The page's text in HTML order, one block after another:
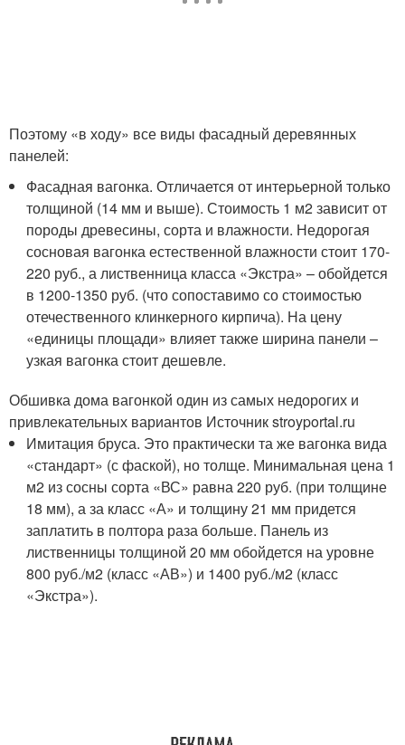
Поэтому «в ходу» все виды фасадный деревянных
панелей:
Фасадная вагонка. Отличается от интерьерной только
толщиной (14 мм и выше). Стоимость 1 м2 зависит от
породы древесины, сорта и влажности. Недорогая
сосновая вагонка естественной влажности стоит 170-
220 руб., а лиственница класса «Экстра» – обойдется
в 1200-1350 руб. (что сопоставимо со стоимостью
отечественного клинкерного кирпича). На цену
«единицы площади» влияет также ширина панели –
узкая вагонка стоит дешевле.
Обшивка дома вагонкой один из самых недорогих и
привлекательных вариантов Источник stroyportal.ru
Имитация бруса. Это практически та же вагонка вида
«стандарт» (с фаской), но толще. Минимальная цена 1
м2 из сосны сорта «ВС» равна 220 руб. (при толщине
18 мм), а за класс «А» и толщину 21 мм придется
заплатить в полтора раза больше. Панель из
лиственницы толщиной 20 мм обойдется на уровне
800 руб./м2 (класс «АВ») и 1400 руб./м2 (класс
«Экстра»).